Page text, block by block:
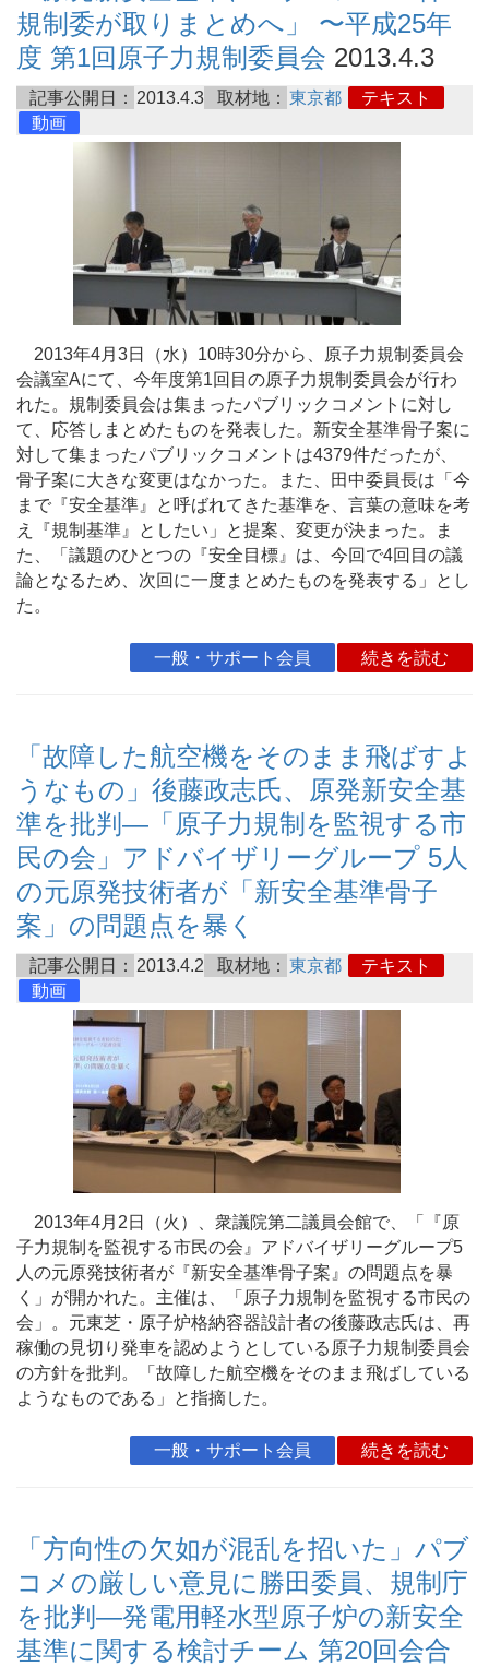
規制委が取りまとめへ」 〜平成25年
度 第1回原子力規制委員会 2013.4.3
記事公開日： 2013.4.3 取材地： 東京都
テキスト
動画
2013年4月3日（水）10時30分から、原子力規制委員会
会議室Aにて、今年度第1回目の原子力規制委員会が行わ
れた。規制委員会は集まったパブリックコメントに対し
て、応答しまとめたものを発表した。新安全基準骨子案に
対して集まったパブリックコメントは4379件だったが、
骨子案に大きな変更はなかった。また、田中委員長は「今
まで『安全基準』と呼ばれてきた基準を、言葉の意味を考
え『規制基準』としたい」と提案、変更が決まった。ま
た、「議題のひとつの『安全目標』は、今回で4回目の議
論となるため、次回に一度まとめたものを発表する」とし
た。
一般・サポート会員 続きを読む
「故障した航空機をそのまま飛ばすよ
うなもの」後藤政志氏、原発新安全基
準を批判―「原子力規制を監視する市
民の会」アドバイザリーグループ 5人
の元原発技術者が「新安全基準骨子
案」の問題点を暴く
記事公開日： 2013.4.2 取材地： 東京都
テキスト
動画
2013年4月2日（火）、衆議院第二議員会館で、「『原
子力規制を監視する市民の会』アドバイザリーグループ5
人の元原発技術者が『新安全基準骨子案』の問題点を暴
く」が開かれた。主催は、「原子力規制を監視する市民の
会」。元東芝・原子炉格納容器設計者の後藤政志氏は、再
稼働の見切り発車を認めようとしている原子力規制委員会
の方針を批判。「故障した航空機をそのまま飛ばしている
ようなものである」と指摘した。
一般・サポート会員 続きを読む
「方向性の欠如が混乱を招いた」パブ
コメの厳しい意見に勝田委員、規制庁
を批判―発電用軽水型原子炉の新安全
基準に関する検討チーム 第20回会合